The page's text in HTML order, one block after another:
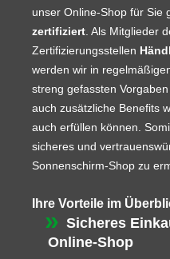
unser Online-Shop für Sie
zertifiziert . Als Mitglieder
Zertifizierungsstellen
werden wir in
streng gefassten
auch zusätzliche Benefits
auch erfüllen können.
sicheres und
Sonnenschirm-Shop zu
Ihre Vorteile im
Sicheres
Online-Shop